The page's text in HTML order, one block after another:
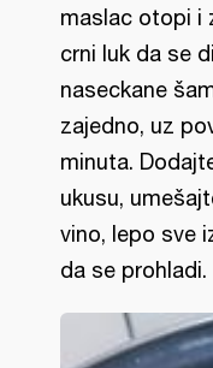
maslac otopi i
crni luk da se
naseckane
zajedno, uz
minuta.
ukusu,
vino, lepo sve
da se prohladi.